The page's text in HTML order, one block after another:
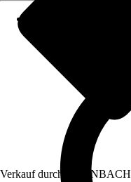
Verkauf durch: HORNBACH